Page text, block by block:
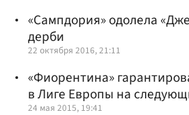
«Сампдория» одолела
дерби
22 октября 2016, 21:11
«Фиорентина»
в Лиге Европы на
24 мая 2015, 19:41